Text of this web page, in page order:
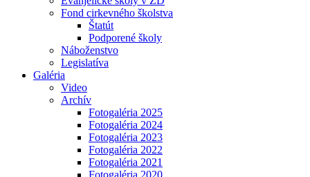
Fond cirkevného školstva
Štatút
Podporené školy
Náboženstvo
Legislatíva
Galéria
Video
Archív
Fotogaléria 2025
Fotogaléria 2024
Fotogaléria 2023
Fotogaléria 2022
Fotogaléria 2021
Fotogaléria 2020